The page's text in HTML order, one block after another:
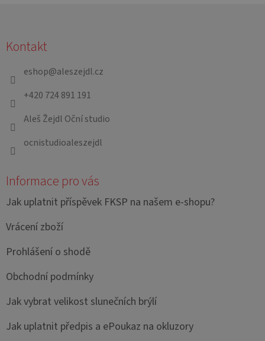
Kontakt
eshop@aleszejdl.cz
+420 724 891 191
Aleš Žejdl Oční studio
ocnistudioaleszejdl
Informace pro vás
Jak uplatnit příspěvek FKSP na našem e-shopu?
Vrácení zboží
Prohlášení o shodě
Obchodní podmínky
Jak vybrat velikost slunečních brýlí
Jak uplatnit předpis a ePoukaz na okluzory